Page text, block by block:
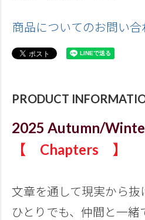
商品についてのお問い合
PRODUCT
2025 Autumn/
【 Chapters 】
文章を通して現実から抜
ひとりでも、仲間と一緒